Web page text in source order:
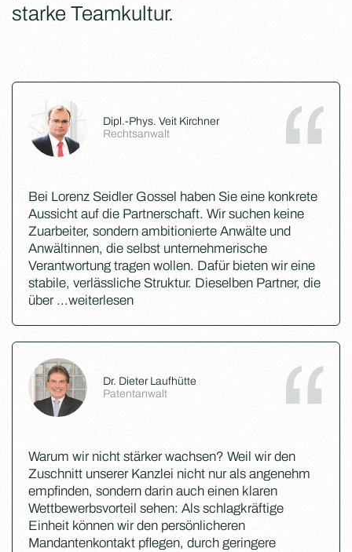
starke Teamkultur.
Dipl.-Phys. Veit Kirchner
Rechtsanwalt
Bei Lorenz Seidler Gossel haben Sie eine konkrete
Aussicht auf die Partnerschaft. Wir suchen keine
Zuarbeiter, sondern ambitionierte Anwälte und
Anwältinnen, die selbst unternehmerische
Verantwortung tragen wollen. Dafür bieten wir eine
stabile, verlässliche Struktur. Dieselben Partner, die
über ...weiterlesen
Dr. Dieter Laufhütte
Patentanwalt
Warum wir nicht stärker wachsen? Weil wir den
Zuschnitt unserer Kanzlei nicht nur als angenehm
empfinden, sondern darin auch einen klaren
Wettbewerbsvorteil sehen: Als schlagkräftige
Einheit können wir den persönlicheren
Mandantenkontakt pflegen, durch geringere